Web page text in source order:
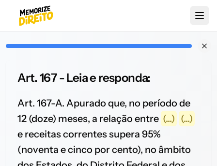
Art. 167 - Leia e responda:
Art. 167-A. Apurado que, no período de
12 (doze) meses, a relação entre (...) (...)
e receitas correntes supera 95%
(noventa e cinco por cento), no âmbito